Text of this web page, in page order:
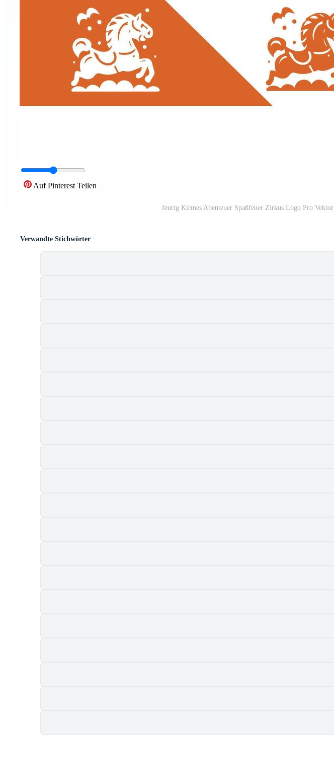
Auf Pinterest Teilen
feurig Kirmes Abenteuer Spaßfeuer Zirkus Logo Pro Vektor
Verwandte Stichwörter